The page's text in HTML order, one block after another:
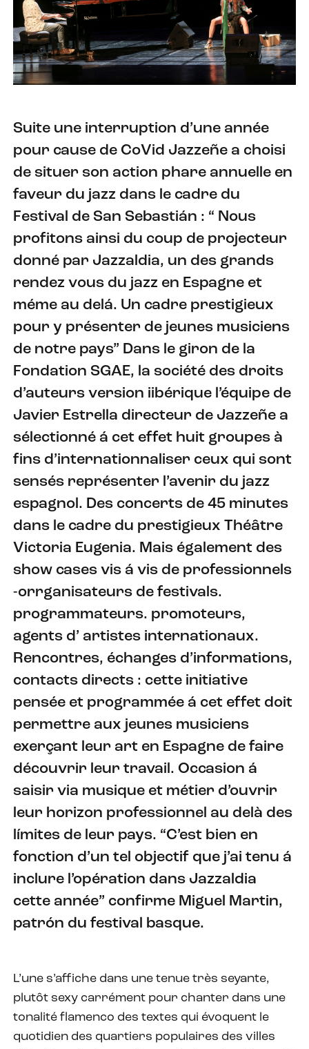
Suite une interruption d’une année
pour cause de CoVid Jazzeñe a choisi
de situer son action phare annuelle en
faveur du jazz dans le cadre du
Festival de San Sebastián : “ Nous
profitons ainsi du coup de projecteur
donné par Jazzaldia, un des grands
rendez vous du jazz en Espagne et
méme au delá. Un cadre prestigieux
pour y présenter de jeunes musiciens
de notre pays” Dans le giron de la
Fondation SGAE, la société des droits
d’auteurs version iibérique l’équipe de
Javier Estrella directeur de Jazzeñe a
sélectionné á cet effet huit groupes à
fins d’internationnaliser ceux qui sont
sensés représenter l’avenir du jazz
espagnol. Des concerts de 45 minutes
dans le cadre du prestigieux Théâtre
Victoria Eugenia. Mais également des
show cases vis á vis de professionnels
-orrganisateurs de festivals.
programmateurs. promoteurs,
agents d’ artistes internationaux.
Rencontres, échanges d’informations,
contacts directs : cette initiative
pensée et programmée á cet effet doit
permettre aux jeunes musiciens
exerçant leur art en Espagne de faire
découvrir leur travail. Occasion á
saisir via musique et métier d’ouvrir
leur horizon professionnel au delà des
límites de leur pays. “C’est bien en
fonction d’un tel objectif que j’ai tenu á
inclure l’opération dans Jazzaldia
cette année” confirme Miguel Martin,
patrón du festival basque.
L’une s’affiche dans une tenue très seyante,
plutôt sexy carrément pour chanter dans une
tonalité flamenco des textes qui évoquent le
quotidien des quartiers populaires des villes